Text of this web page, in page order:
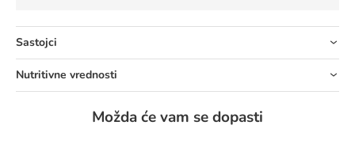
Sastojci
Nutritivne vrednosti
Možda će vam se dopasti